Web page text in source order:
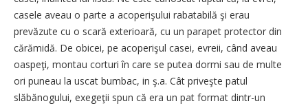
casele aveau o parte a acoperişului rabatabilă şi erau
prevăzute cu o scară exterioară, cu un parapet protector din
cărămidă. De obicei, pe acoperişul casei, evreii, când aveau
oaspeţi, montau corturi în care se putea dormi sau de multe
ori puneau la uscat bumbac, in ş.a. Cât priveşte patul
slăbănogului, exegeţii spun că era un pat format dintr-un